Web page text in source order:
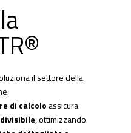
il settore della
di calcolo assicura
, ottimizzando